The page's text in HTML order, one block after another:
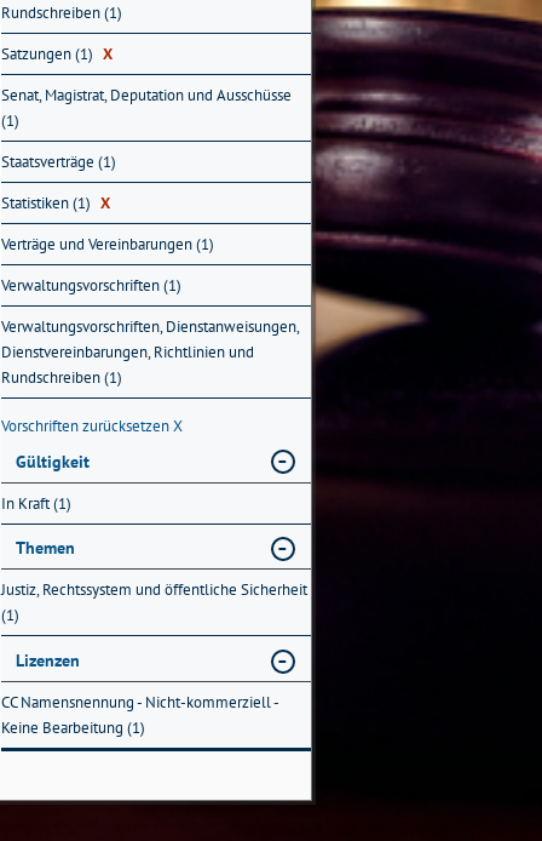
Rundschreiben (1)
Satzungen (1) X
Senat, Magistrat, Deputation und Ausschüsse
(1)
Staatsverträge (1)
Statistiken (1) X
Verträge und Vereinbarungen (1)
Verwaltungsvorschriften (1)
Verwaltungsvorschriften, Dienstanweisungen,
Dienstvereinbarungen, Richtlinien und
Rundschreiben (1)
Vorschriften zurücksetzenX
Gültigkeit
In Kraft (1)
Themen
Justiz, Rechtssystem und öffentliche Sicherheit
(1)
Lizenzen
CC Namensnennung - Nicht-kommerziell -
Keine Bearbeitung (1)